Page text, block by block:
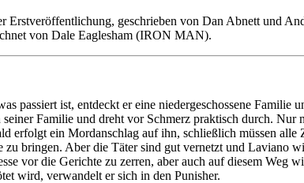
Erstveröffentlichung, geschrieben von Dan Abnett
von Dale Eaglesham (IRON MAN).
passiert ist, entdeckt er eine niedergeschossene Familie
Familie und dreht vor Schmerz praktisch durch.
erfolgt ein Mordanschlag auf ihn, schließlich müssen
bringen. Aber die Täter sind gut vernetzt und Laviano
vor die Gerichte zu zerren, aber auch auf diesem Weg
wird, verwandelt er sich in den Punisher.